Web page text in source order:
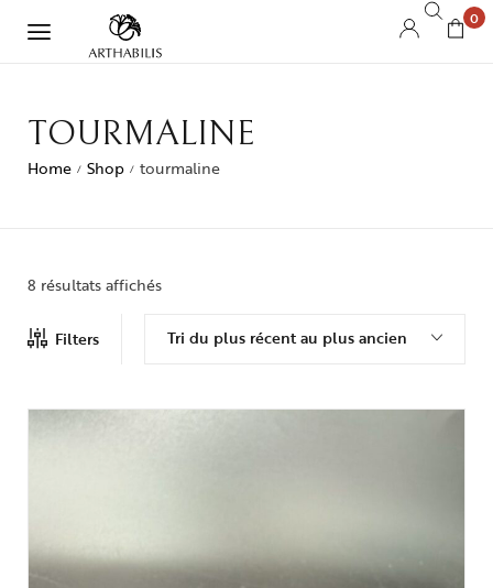
0
TOURMALINE
Home / Shop / tourmaline
8 résultats affichés
Filters Tri du plus récent au plus ancien